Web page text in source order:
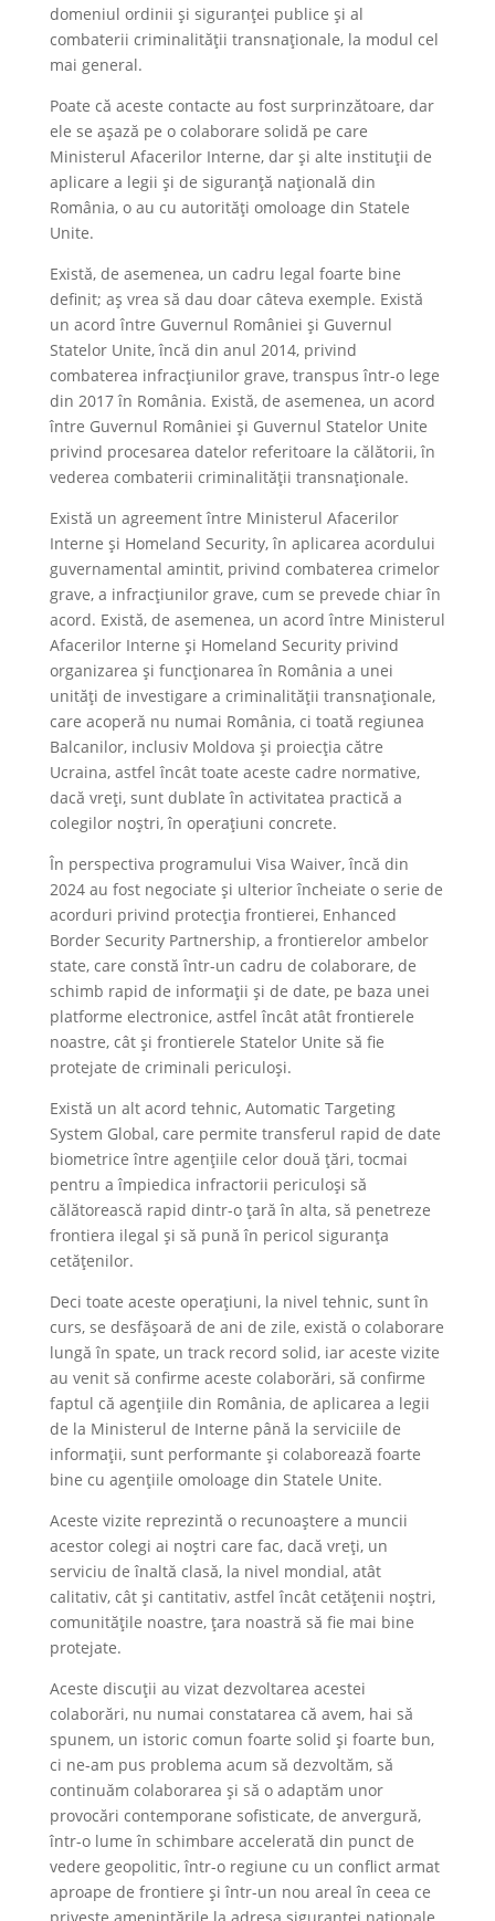
domeniul ordinii și siguranței publice și al
combaterii criminalității transnaționale, la modul cel
mai general.
Poate că aceste contacte au fost surprinzătoare, dar
ele se așază pe o colaborare solidă pe care
Ministerul Afacerilor Interne, dar și alte instituții de
aplicare a legii și de siguranță națională din
România, o au cu autorități omoloage din Statele
Unite.
Există, de asemenea, un cadru legal foarte bine
definit; aș vrea să dau doar câteva exemple. Există
un acord între Guvernul României și Guvernul
Statelor Unite, încă din anul 2014, privind
combaterea infracțiunilor grave, transpus într-o lege
din 2017 în România. Există, de asemenea, un acord
între Guvernul României și Guvernul Statelor Unite
privind procesarea datelor referitoare la călătorii, în
vederea combaterii criminalității transnaționale.
Există un agreement între Ministerul Afacerilor
Interne și Homeland Security, în aplicarea acordului
guvernamental amintit, privind combaterea crimelor
grave, a infracțiunilor grave, cum se prevede chiar în
acord. Există, de asemenea, un acord între Ministerul
Afacerilor Interne și Homeland Security privind
organizarea și funcționarea în România a unei
unități de investigare a criminalității transnaționale,
care acoperă nu numai România, ci toată regiunea
Balcanilor, inclusiv Moldova și proiecția către
Ucraina, astfel încât toate aceste cadre normative,
dacă vreți, sunt dublate în activitatea practică a
colegilor noștri, în operațiuni concrete.
În perspectiva programului Visa Waiver, încă din
2024 au fost negociate și ulterior încheiate o serie de
acorduri privind protecția frontierei, Enhanced
Border Security Partnership, a frontierelor ambelor
state, care constă într-un cadru de colaborare, de
schimb rapid de informații și de date, pe baza unei
platforme electronice, astfel încât atât frontierele
noastre, cât și frontierele Statelor Unite să fie
protejate de criminali periculoși.
Există un alt acord tehnic, Automatic Targeting
System Global, care permite transferul rapid de date
biometrice între agențiile celor două țări, tocmai
pentru a împiedica infractorii periculoși să
călătorească rapid dintr-o țară în alta, să penetreze
frontiera ilegal și să pună în pericol siguranța
cetățenilor.
Deci toate aceste operațiuni, la nivel tehnic, sunt în
curs, se desfășoară de ani de zile, există o colaborare
lungă în spate, un track record solid, iar aceste vizite
au venit să confirme aceste colaborări, să confirme
faptul că agențiile din România, de aplicarea a legii
de la Ministerul de Interne până la serviciile de
informații, sunt performante și colaborează foarte
bine cu agențiile omoloage din Statele Unite.
Aceste vizite reprezintă o recunoaștere a muncii
acestor colegi ai noștri care fac, dacă vreți, un
serviciu de înaltă clasă, la nivel mondial, atât
calitativ, cât și cantitativ, astfel încât cetățenii noștri,
comunitățile noastre, țara noastră să fie mai bine
protejate.
Aceste discuții au vizat dezvoltarea acestei
colaborări, nu numai constatarea că avem, hai să
spunem, un istoric comun foarte solid și foarte bun,
ci ne-am pus problema acum să dezvoltăm, să
continuăm colaborarea și să o adaptăm unor
provocări contemporane sofisticate, de anvergură,
într-o lume în schimbare accelerată din punct de
vedere geopolitic, într-o regiune cu un conflict armat
aproape de frontiere și într-un nou areal în ceea ce